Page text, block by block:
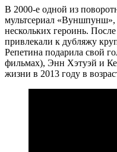
В 2000-е одной из
мультсериал «Вуншпунш»,
нескольких героинь.
привлекали к дубляжу
Репетина подарила свой
фильмах), Энн Хэтуэй и
жизни в 2013 году в